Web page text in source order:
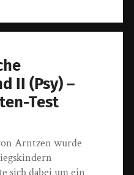
II (Psy) –
Test
Arntzen wurde